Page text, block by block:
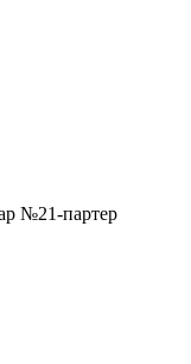
№21-партер